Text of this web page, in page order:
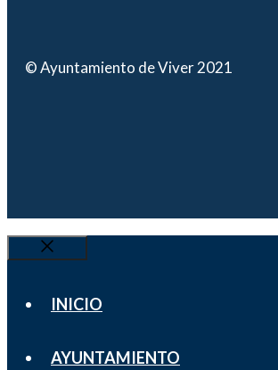
© Ayuntamiento de Viver 2021
Cerrar
INICIO
AYUNTAMIENTO